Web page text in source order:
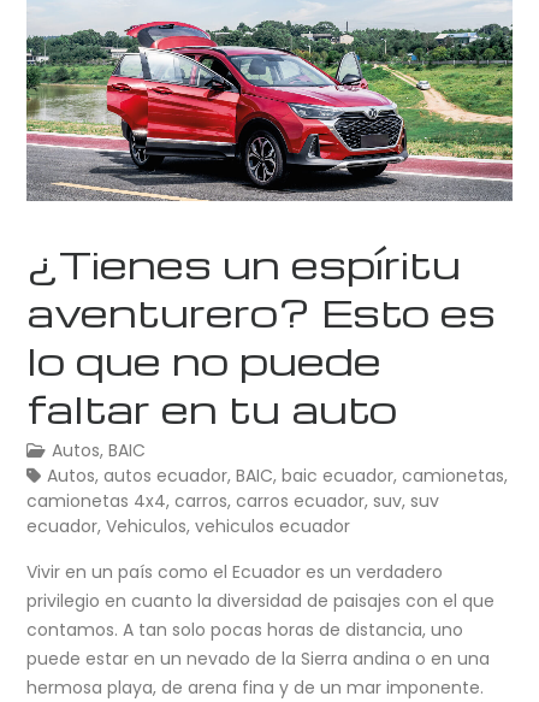
¿Tienes un espíritu
aventurero? Esto es
lo que no puede
faltar en tu auto
Autos,BAIC
Autos,autos ecuador,BAIC,baic ecuador,camionetas,
camionetas 4x4,carros,carros ecuador,suv,suv
ecuador,Vehiculos,vehiculos ecuador
Vivir en un país como el Ecuador es un verdadero
privilegio en cuanto la diversidad de paisajes con el que
contamos. A tan solo pocas horas de distancia, uno
puede estar en un nevado de la Sierra andina o en una
hermosa playa, de arena fina y de un mar imponente.